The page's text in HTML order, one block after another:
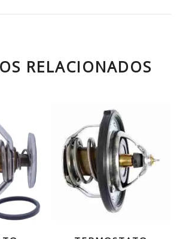
RELACIONADOS